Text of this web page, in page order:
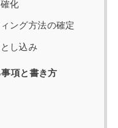
化
ング方法の確定
し込み
項と書き方